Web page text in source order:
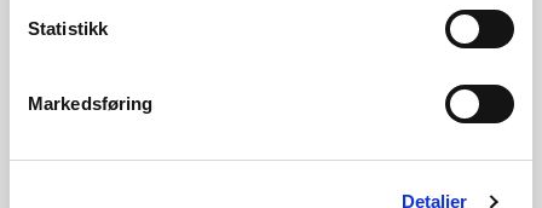
Statistikk
Markedsføring
Detaljer
strekningen Fagrafjell-Vagle, og er oversendt Olje- og